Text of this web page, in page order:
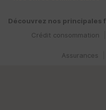
Découvrez nos principales
Crédit consommation
Assurances